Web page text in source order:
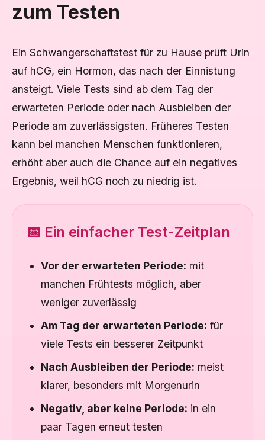
zum Testen
Ein Schwangerschaftstest für zu Hause prüft Urin
auf hCG, ein Hormon, das nach der Einnistung
ansteigt. Viele Tests sind ab dem Tag der
erwarteten Periode oder nach Ausbleiben der
Periode am zuverlässigsten. Früheres Testen
kann bei manchen Menschen funktionieren,
erhöht aber auch die Chance auf ein negatives
Ergebnis, weil hCG noch zu niedrig ist.
📅 Ein einfacher Test-Zeitplan
Vor der erwarteten Periode: mit
manchen Frühtests möglich, aber
weniger zuverlässig
Am Tag der erwarteten Periode: für
viele Tests ein besserer Zeitpunkt
Nach Ausbleiben der Periode: meist
klarer, besonders mit Morgenurin
Negativ, aber keine Periode: in ein
paar Tagen erneut testen